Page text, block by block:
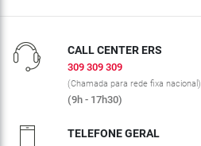
CALL CENTER ERS
309 309 309
(Chamada para rede fixa nacional)
(9h - 17h30)
TELEFONE GERAL